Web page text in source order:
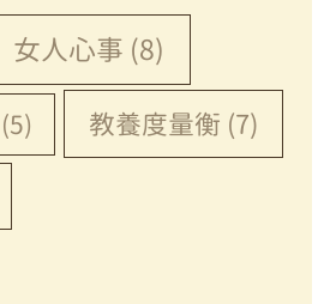
女人心事 (8)
(5) 教養度量衡 (7)